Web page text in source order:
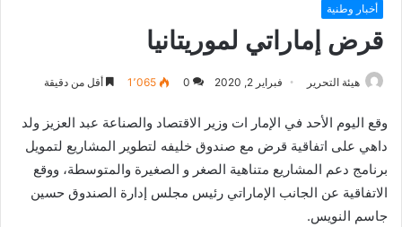
أخبار وطنية
قرض إماراتي لموريتانيا
هيئة التحرير فبراير 2, 2020 0 1٬065 أقل من دقيقة
وقع اليوم الأحد في الإمار ات وزير الاقتصاد والصناعة عبد العزيز ولد
داهي على اتفاقية قرض مع صندوق خليفه لتطوير المشاريع لتمويل
برنامج دعم المشاريع متناهية الصغر و الصغيرة والمتوسطة، ووقع
الاتفاقية عن الجانب الإماراتي رئيس مجلس إدارة الصندوق حسين
جاسم النويس.